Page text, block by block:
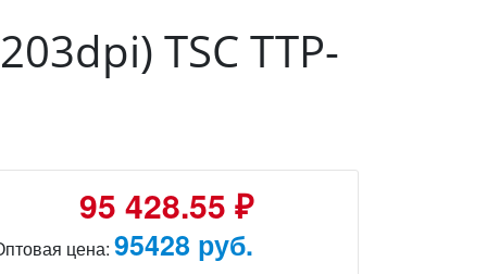
TSC TTP-
95 428.55 ₽
цена: 95428 руб.